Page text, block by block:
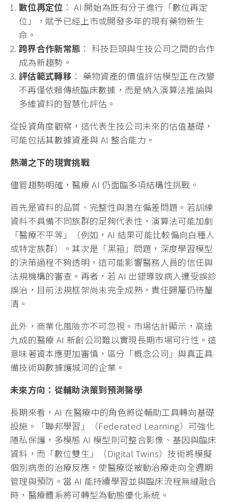
數位再定位 ： AI 開始為既有分子進行「數位再定
位」，賦予已經上市或開發多年的現有藥物新生
命。
跨界合作新常態 ： 科技巨頭與生技公司之間的合作
成為新趨勢。
評估範式轉移 ： 藥物資產的價值評估模型正在改變
不再僅依賴傳統臨床數據，而是納入演算法推論與
多維資料的智慧化評估。
從投資角度觀察，這代表生技公司未來的估值基礎，
可能包括其數據資產與 AI 整合能力。
熱潮之下的現實挑戰
儘管趨勢明確，醫療 AI 仍面臨多項結構性挑戰。
首先是資料的品質、完整性與潛在偏差問題。若訓練
資料不具備不同族群的足夠代表性，演算法可能加劇
「醫療不平等」（例如，AI 結果可能比較偏向白種人
或特定族群）。其次是「黑箱」問題，深度學習模型
的決策過程不夠透明，這可能影響醫務人員的信任與
法規機構的審查。再者，若 AI 出錯導致病人遭受誤診
誤治，目前法規框架尚未完全成熟，責任歸屬仍待釐
清。
此外，商業化風險亦不可忽視。市場估計顯示，高達
九成的醫療 AI 新創公司難以實現長期市場可行性。這
意味著資本應更加審慎，區分「概念公司」與真正具
備技術與數據護城河的企業。
未來方向：從輔助決策到預測醫學
長期來看，AI 在醫療中的角色將從輔助工具轉向基礎
設施。「聯邦學習」（Federated Learning）可強化
隱私保護，多模態 AI 模型則可整合影像、基因與臨床
資料，而「數位雙生」（Digital Twins）技術將模擬
個別病患的治療反應，使醫療從被動治療走向全週期
管理與預防。當 AI 能持續學習並與臨床流程無縫融合
時，醫療體系將可轉型為動態優化系統。